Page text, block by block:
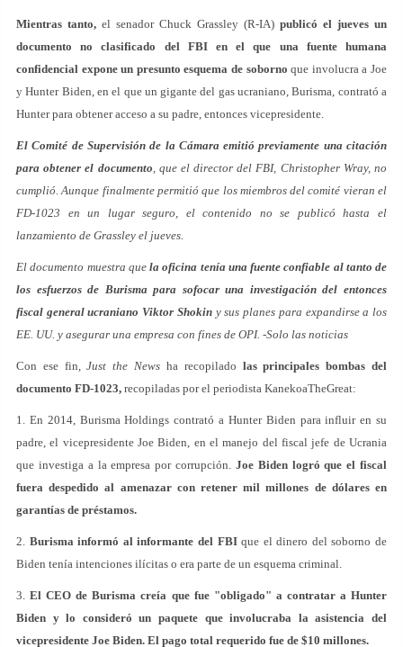
Mientras tanto, el senador Chuck Grassley (R-IA) publicó el jueves un
documento no clasificado del FBI en el que una fuente humana
confidencial expone un presunto esquema de soborno que involucra a Joe
y Hunter Biden, en el que un gigante del gas ucraniano, Burisma, contrató a
Hunter para obtener acceso a su padre, entonces vicepresidente.
El Comité de Supervisión de la Cámara emitió previamente una citación
para obtener el documento , que el director del FBI, Christopher Wray, no
cumplió. Aunque finalmente permitió que los miembros del comité vieran el
FD-1023 en un lugar seguro, el contenido no se publicó hasta el
lanzamiento de Grassley el jueves.
El documento muestra que la oficina tenía una fuente confiable al tanto de
los esfuerzos de Burisma para sofocar una investigación del entonces
fiscal general ucraniano Viktor Shokiny sus planes para expandirse a los
EE. UU. y asegurar una empresa con fines de OPI. -Solo las noticias
Con ese fin,Just the News ha recopilado las principales bombas del
documento FD-1023, recopiladas por el periodista KanekoaTheGreat:
1. En 2014, Burisma Holdings contrató a Hunter Biden para influir en su
padre, el vicepresidente Joe Biden, en el manejo del fiscal jefe de Ucrania
que investiga a la empresa por corrupción. Joe Biden logró que el fiscal
fuera despedido al amenazar con retener mil millones de dólares en
garantías de préstamos.
2. Burisma informó al informante del FBIque el dinero del soborno de
Biden tenía intenciones ilícitas o era parte de un esquema criminal.
3.El CEO de Burisma creía que fue "obligado" a contratar a Hunter
Biden y lo consideró un paquete que involucraba la asistencia del
vicepresidente Joe Biden. El pago total requerido fue de $10 millones.